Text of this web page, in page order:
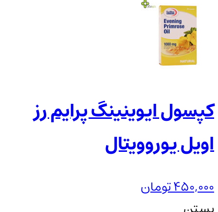
کپسول ایوینینگ پرایم رز
اویل یوروویتال
450,000تومان